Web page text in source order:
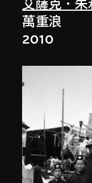
艾薩克．朱
萬重浪
2010